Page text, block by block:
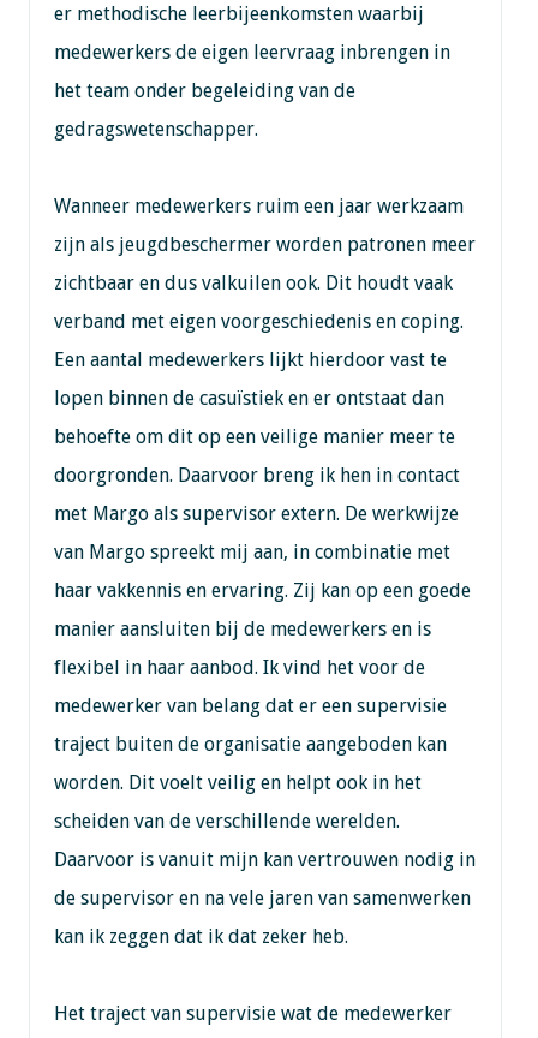
er methodische leerbijeenkomsten waarbij
medewerkers de eigen leervraag inbrengen in
het team onder begeleiding van de
gedragswetenschapper.
Wanneer medewerkers ruim een jaar werkzaam
zijn als jeugdbeschermer worden patronen meer
zichtbaar en dus valkuilen ook. Dit houdt vaak
verband met eigen voorgeschiedenis en coping.
Een aantal medewerkers lijkt hierdoor vast te
lopen binnen de casuïstiek en er ontstaat dan
behoefte om dit op een veilige manier meer te
doorgronden. Daarvoor breng ik hen in contact
met Margo als supervisor extern. De werkwijze
van Margo spreekt mij aan, in combinatie met
haar vakkennis en ervaring. Zij kan op een goede
manier aansluiten bij de medewerkers en is
flexibel in haar aanbod. Ik vind het voor de
medewerker van belang dat er een supervisie
traject buiten de organisatie aangeboden kan
worden. Dit voelt veilig en helpt ook in het
scheiden van de verschillende werelden.
Daarvoor is vanuit mijn kan vertrouwen nodig in
de supervisor en na vele jaren van samenwerken
kan ik zeggen dat ik dat zeker heb.
Het traject van supervisie wat de medewerker